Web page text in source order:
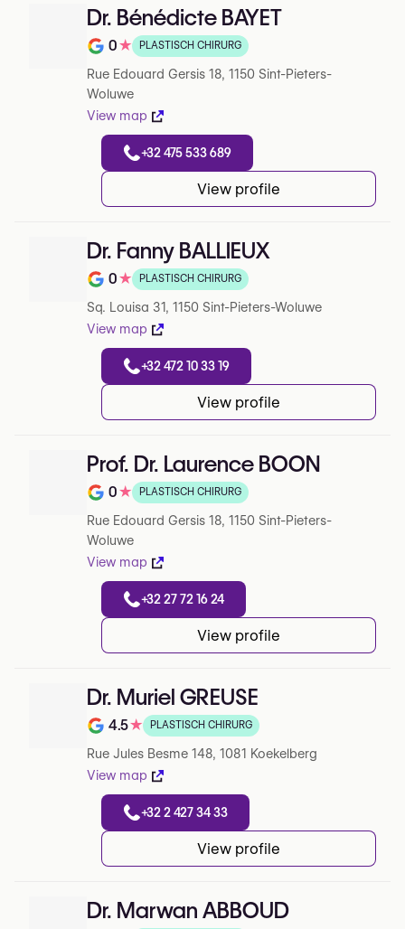
Dr. Bénédicte BAYET
Note de 0 sur 5 sur Google
0★ PLASTISCH CHIRURG
Rue Edouard Gersis 18, 1150 Sint-Pieters-
Woluwe
View map
+32 475 533 689
View profile
Dr. Fanny BALLIEUX
Note de 0 sur 5 sur Google
0★ PLASTISCH CHIRURG
Sq. Louisa 31, 1150 Sint-Pieters-Woluwe
View map
+32 472 10 33 19
View profile
Prof. Dr. Laurence BOON
Note de 0 sur 5 sur Google
0★ PLASTISCH CHIRURG
Rue Edouard Gersis 18, 1150 Sint-Pieters-
Woluwe
View map
+32 27 72 16 24
View profile
Dr. Muriel GREUSE
Note de 4.5 sur 5 sur Google
4.5★ PLASTISCH CHIRURG
Rue Jules Besme 148, 1081 Koekelberg
View map
+32 2 427 34 33
View profile
Dr. Marwan ABBOUD